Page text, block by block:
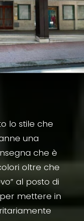
lo stile che
una
che è
oltre che
al posto di
mettere in